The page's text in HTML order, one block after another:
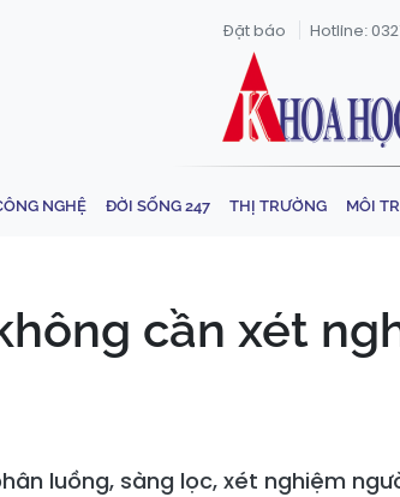
Đặt báo Hotline:
NGHỆ ĐỜI SỐNG 247 THỊ TRƯỜNG MÔI
cần xét
luồng, sàng lọc, xét nghiệm